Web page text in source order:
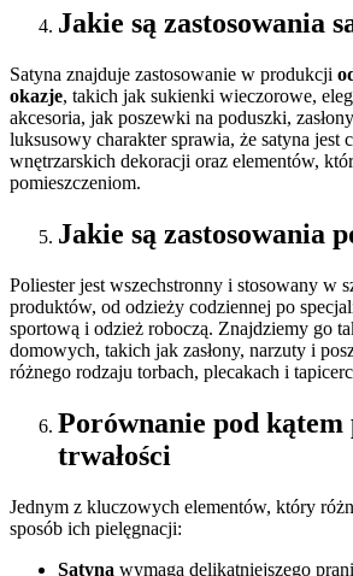
Jakie są zastosowania
Satyna znajduje zastosowanie w produkcji
okazje, takich jak sukienki wieczorowe,
akcesoria, jak poszewki na poduszki,
luksusowy charakter sprawia, że satyna jest
wnętrzarskich dekoracji oraz elementów,
pomieszczeniom.
Jakie są zastosowania
Poliester jest wszechstronny i stosowany w
produktów, od odzieży codziennej po
sportową i odzież roboczą. Znajdziemy go
domowych, takich jak zasłony, narzuty i
różnego rodzaju torbach, plecakach i
Porównanie pod
trwałości
Jednym z kluczowych elementów, który
sposób ich pielęgnacji:
Satyna wymaga delikatniejszego